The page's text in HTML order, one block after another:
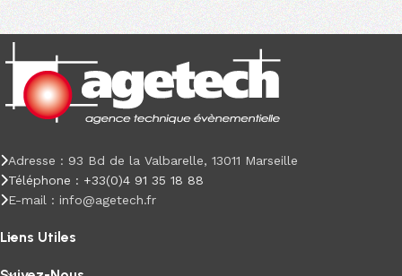
Adresse : 93 Bd de la Valbarelle, 13011 Marseille
Téléphone : +33(0)4 91 35 18 88
E-mail : info@agetech.fr
Liens Utiles